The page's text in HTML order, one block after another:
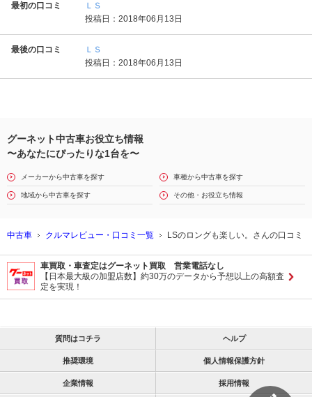
最初の口コミ
ＬＳ
投稿日：2018年06月13日
最後の口コミ
ＬＳ
投稿日：2018年06月13日
グーネット中古車お役立ち情報
〜あなたにぴったりな1台を〜
メーカーから中古車を探す 車種から中古車を探す
地域から中古車を探す その他・お役立ち情報
中古車 クルマレビュー・口コミ一覧 LSのロングも楽しい。さんの口コミ
車買取・車査定はグーネット買取 営業電話なし
【日本最大級の加盟店数】約30万のデータから予想以上の高額査
定を実現！
質問はコチラ ヘルプ
推奨環境 個人情報保護方針
企業情報 採用情報